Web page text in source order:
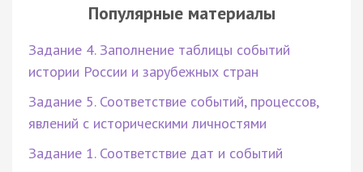
Популярные материалы
Задание 4. Заполнение таблицы событий
истории России и зарубежных стран
Задание 5. Соответствие событий, процессов,
явлений с историческими личностями
Задание 1. Соответствие дат и событий